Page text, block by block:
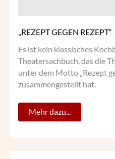
„REZEPT GEGEN REZEPT“
Es ist kein klassisches
Theatersachbuch, das die
unter dem Motto „Rezept
zusammengestellt hat.
Mehr dazu...